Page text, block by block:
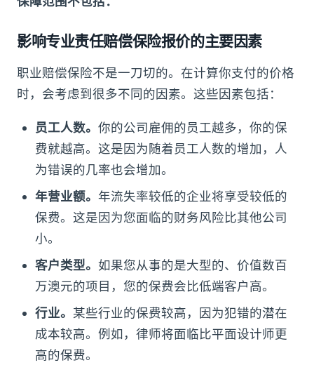
影响专业责任赔偿保险报价的主要因素
职业赔偿保险不是一刀切的。在计算你支付的价格
时，会考虑到很多不同的因素。这些因素包括：
员工人数。 你的公司雇佣的员工越多，你的保
费就越高。这是因为随着员工人数的增加，人
为错误的几率也会增加。
年营业额。 年流失率较低的企业将享受较低的
保费。这是因为您面临的财务风险比其他公司
小。
客户类型。 如果您从事的是大型的、价值数百
万澳元的项目，您的保费会比低端客户高。
行业。 某些行业的保费较高，因为犯错的潜在
成本较高。例如，律师将面临比平面设计师更
高的保费。